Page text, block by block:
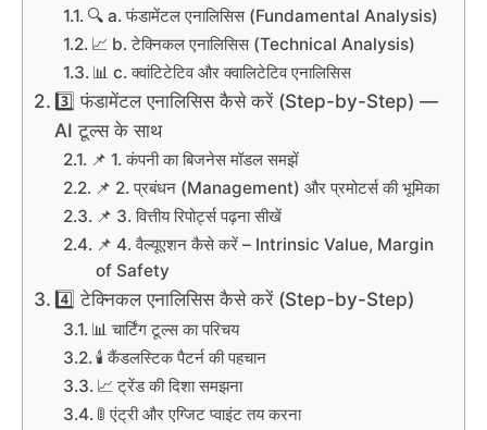
🔍 a. फंडामेंटल एनालिसिस (Fundamental Analysis)
📈 b. टेक्निकल एनालिसिस (Technical Analysis)
📊 c. क्वांटिटेटिव और क्वालिटेटिव एनालिसिस
3️⃣ फंडामेंटल एनालिसिस कैसे करें (Step-by-Step) —
AI टूल्स के साथ
📌 1. कंपनी का बिजनेस मॉडल समझें
📌 2. प्रबंधन (Management) और प्रमोटर्स की भूमिका
📌 3. वित्तीय रिपोर्ट्स पढ़ना सीखें
📌 4. वैल्यूएशन कैसे करें – Intrinsic Value, Margin
of Safety
4️⃣ टेक्निकल एनालिसिस कैसे करें (Step-by-Step)
📊 चार्टिंग टूल्स का परिचय
🕯 कैंडलस्टिक पैटर्न की पहचान
📈 ट्रेंड की दिशा समझना
🚦 एंट्री और एग्जिट प्वाइंट तय करना